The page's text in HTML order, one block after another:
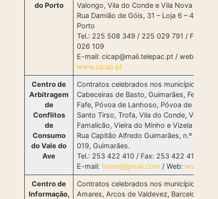
do Porto
Valongo, Vila do Conde e Vila Nova de
Rua Damião de Góis, 31 – Loja 6 – 4050-
Porto
Tel.: 225 508 349 / 225 029 791 / Fax:
026 109
E-mail: cicap@mail.telepac.pt / web:
www.cicap.pt
Centro de
Arbitragem
de
Conflitos
de
Consumo
do Vale do
Ave
Contratos celebrados nos municípios de
Cabeceiras de Basto, Guimarães,
Fafe, Póvoa de Lanhoso, Póvoa de Varzim,
Santo Tirso, Trofa, Vila do Conde, Vila
Famalicão, Vieira do Minho e Vizela
Rua Capitão Alfredo Guimarães, n.º 1,
019, Guimarães.
Tel.: 253 422 410 / Fax: 253 422 411
E-mail:triave@gmail.com / Web:w
Centro de
Informação,
Contratos celebrados nos municípios de
Amares, Arcos de Valdevez, Barcelos,